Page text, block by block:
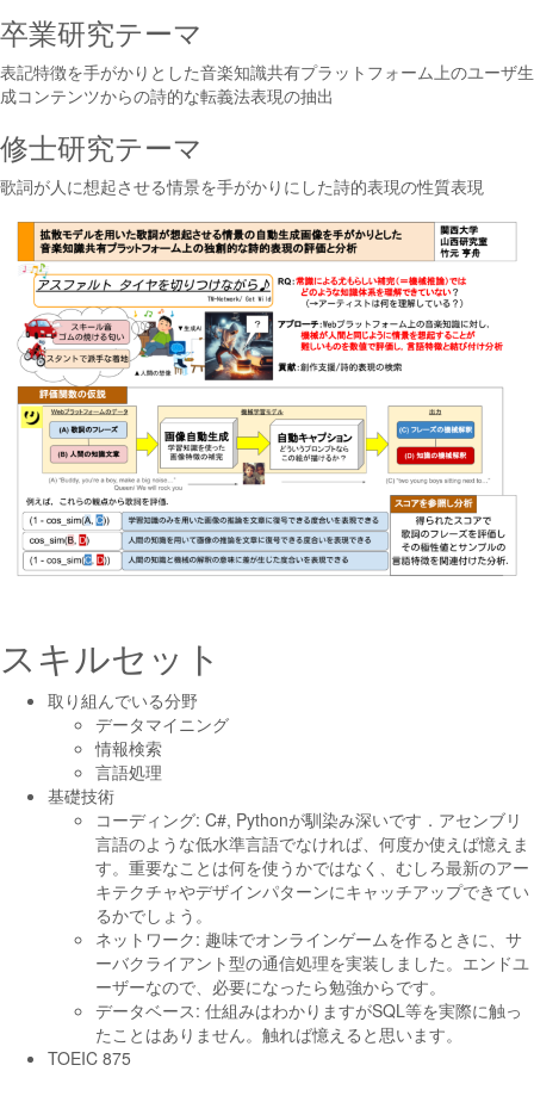
卒業研究テーマ
表記特徴を手がかりとした音楽知識共有プラットフォーム上のユーザ生
成コンテンツからの詩的な転義法表現の抽出
修士研究テーマ
歌詞が人に想起させる情景を手がかりにした詩的表現の性質表現
スキルセット
取り組んでいる分野
データマイニング
情報検索
言語処理
基礎技術
コーディング: C#, Pythonが馴染み深いです．アセンブリ
言語のような低水準言語でなければ、何度か使えば憶えま
す。重要なことは何を使うかではなく、むしろ最新のアー
キテクチャやデザインパターンにキャッチアップできてい
るかでしょう。
ネットワーク: 趣味でオンラインゲームを作るときに、サ
ーバクライアント型の通信処理を実装しました。エンドユ
ーザーなので、必要になったら勉強からです。
データベース: 仕組みはわかりますがSQL等を実際に触っ
たことはありません。触れば憶えると思います。
TOEIC 875